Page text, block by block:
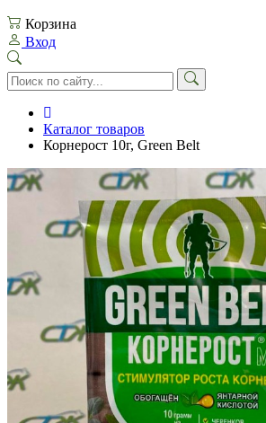
Корзина
Вход
Каталог товаров
Корнерост 10г, Green Belt